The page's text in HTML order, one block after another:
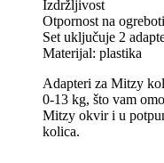
Izdržljivost
Otpornost na
Set uključuje 2
Materijal: plastika
Adapteri za Mitzy
0-13 kg, što vam
Mitzy okvir i u
kolica.